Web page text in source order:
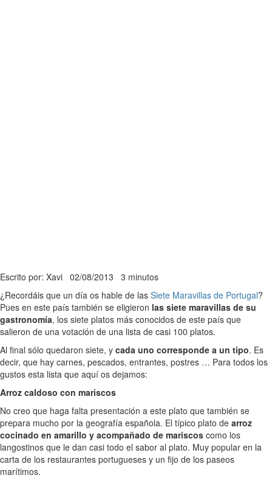
Escrito por: Xavi 02/08/2013 3 minutos
¿Recordáis que un día os hable de las Siete Maravillas de Portugal?
Pues en este país también se eligieron las siete maravillas de su
gastronomía, los siete platos más conocidos de este país que
salieron de una votación de una lista de casi 100 platos.
Al final sólo quedaron siete, y cada uno corresponde a un tipo. Es
decir, que hay carnes, pescados, entrantes, postres … Para todos los
gustos esta lista que aquí os dejamos:
Arroz caldoso con mariscos
No creo que haga falta presentación a este plato que también se
prepara mucho por la geografía española. El típico plato de arroz
cocinado en amarillo y acompañado de mariscos como los
langostinos que le dan casi todo el sabor al plato. Muy popular en la
carta de los restaurantes portugueses y un fijo de los paseos
marítimos.